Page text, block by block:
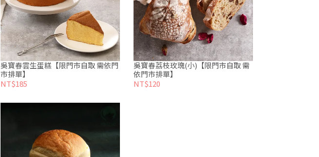
吳寶春雲生蛋糕【限門市自取 需依門
市排單】
NT$185
吳寶春荔枝玫瑰(小)【限門市自取 需
依門市排單】
NT$120